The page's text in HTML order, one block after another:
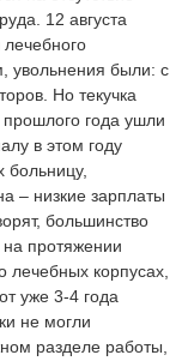
12 августа
увольнения были: с
Но текучка
года ушли
в этом году
больницу,
– низкие зарплаты
большинство
протяжении
лечебных корпусах,
уже 3-4 года
не могли
разделе работы,